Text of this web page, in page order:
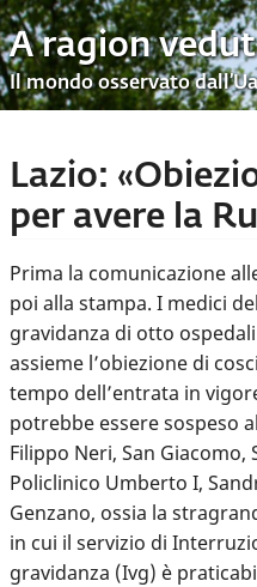
A ragion
Il mondo osservato
Lazio:
per avere la
Prima la comunicazione
poi alla stampa. I medici
gravidanza di otto
assieme l’obiezione di
tempo dell’entrata in
potrebbe essere sospeso
Filippo Neri, San Giacomo,
Policlinico Umberto I,
Genzano, ossia la
in cui il servizio di
gravidanza (Ivg) è